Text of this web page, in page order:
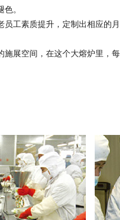
。
素质提升，定制出相应的
空间，在这个大熔炉里，